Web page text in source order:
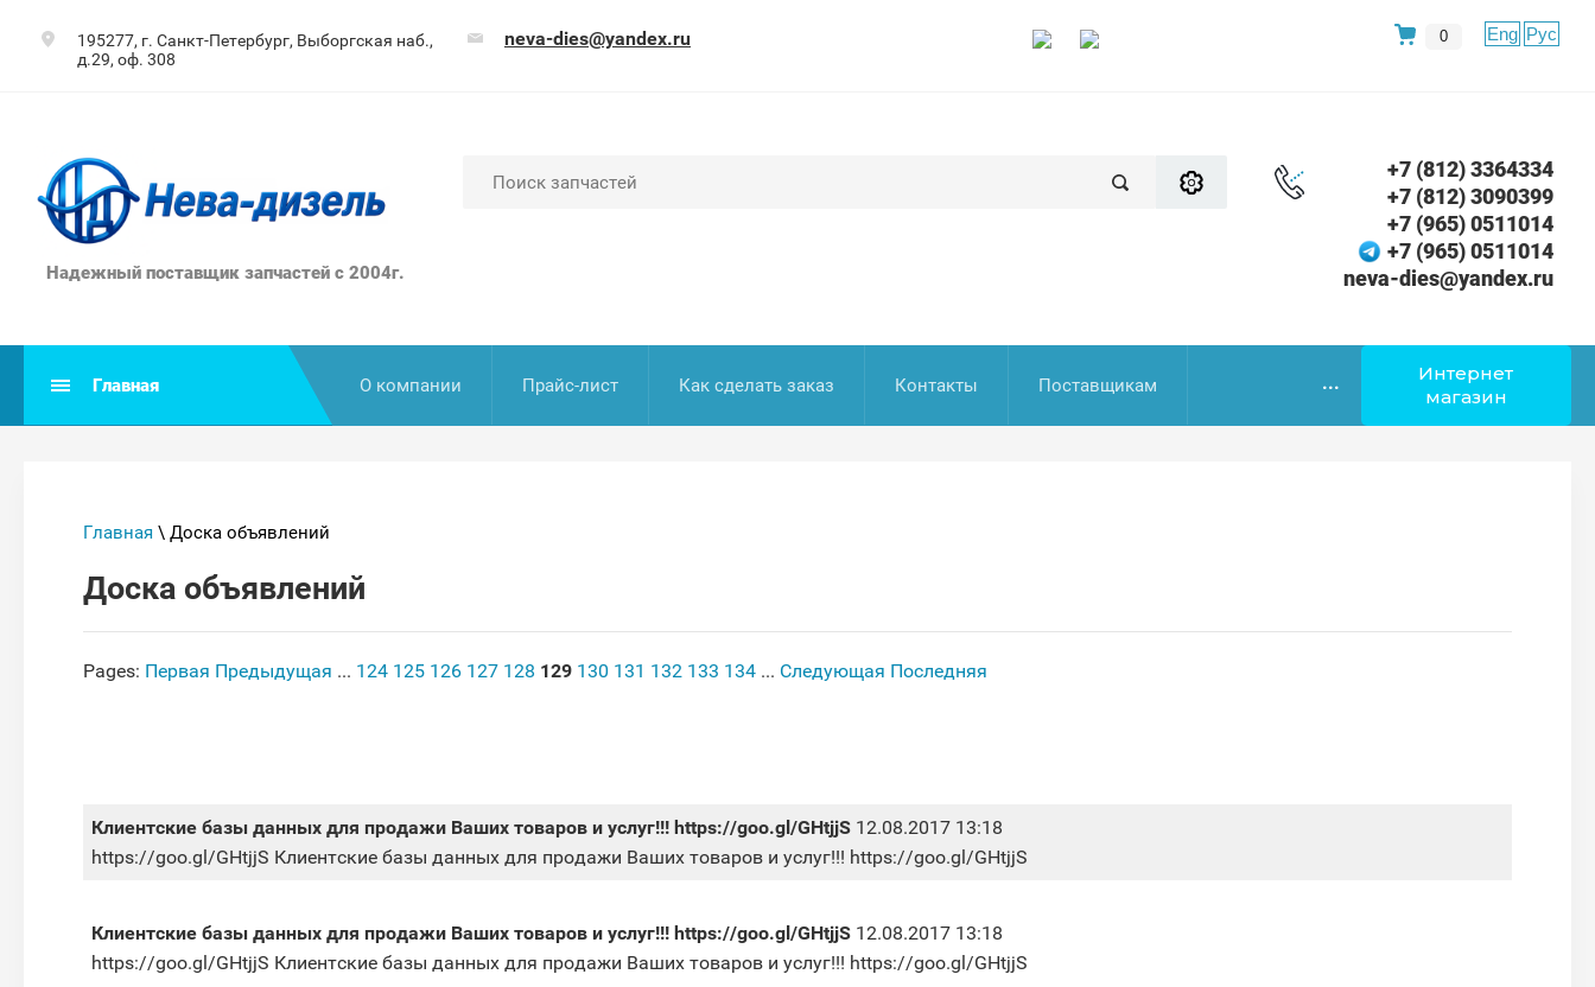
195277, г. Санкт-Петербург, Выборгская наб.,
д.29, оф. 308
neva-dies@yandex.ru 0 Eng Рус
Надежный поставщик запчастей с 2004г.
+7 (812) 3364334
+7 (812) 3090399
+7 (965) 0511014
+7 (965) 0511014
neva-dies@yandex.ru
Главная О компании Прайс-лист Как сделать заказ Контакты Поставщикам ...
Интернет
магазин
Главная \ Доска объявлений
Доска объявлений
Pages: Первая Предыдущая ... 124 125 126 127 128 129 130 131 132 133 134 ... Следующая Последняя
Клиентские базы данных для продажи Ваших товаров и услуг!!! https://goo.gl/GHtjjS 12.08.2017 13:18
https://goo.gl/GHtjjS Клиентские базы данных для продажи Ваших товаров и услуг!!! https://goo.gl/GHtjjS
Клиентские базы данных для продажи Ваших товаров и услуг!!! https://goo.gl/GHtjjS 12.08.2017 13:18
https://goo.gl/GHtjjS Клиентские базы данных для продажи Ваших товаров и услуг!!! https://goo.gl/GHtjjS